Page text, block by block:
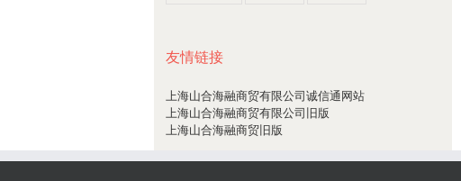
友情链接
上海山合海融商贸有限公司诚信通网站
上海山合海融商贸有限公司旧版
上海山合海融商贸旧版